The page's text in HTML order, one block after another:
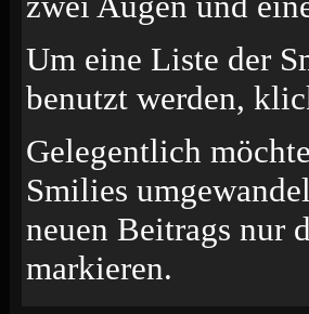
Um eine Liste der
benutzt werden,
Gelegentlich
Smilies
neuen Beitrags nur
markieren.